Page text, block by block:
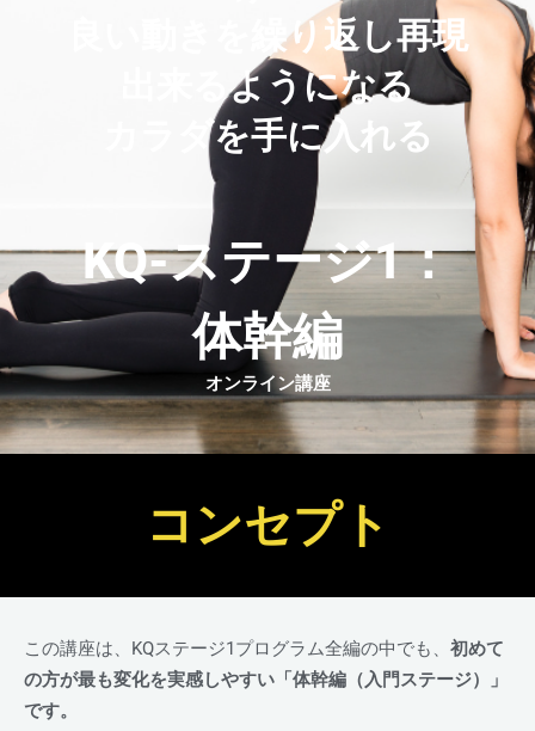
良い動きを繰り返し再現
出来るようになる
カラダを手に入れる
KQ-ステージ1：
体幹編
オンライン講座
コンセプト
この講座は、KQステージ1プログラム全編の中でも、 初めて
の方が最も変化を実感しやすい「体幹編（入門ステージ）」
です。